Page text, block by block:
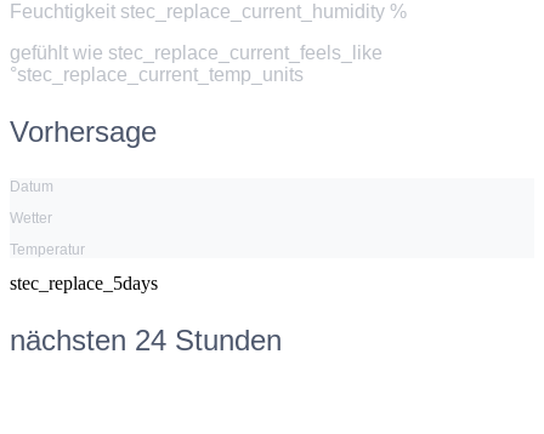
Feuchtigkeit stec_replace_current_humidity %
gefühlt wie stec_replace_current_feels_like
°stec_replace_current_temp_units
Vorhersage
Datum
Wetter
Temperatur
stec_replace_5days
nächsten 24 Stunden